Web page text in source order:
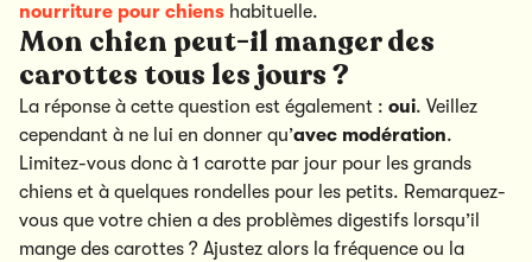
nourriture pour chiens habituelle.
Mon chien peut-il manger des
carottes tous les jours ?
La réponse à cette question est également : oui. Veillez
cependant à ne lui en donner qu’avec modération.
Limitez-vous donc à 1 carotte par jour pour les grands
chiens et à quelques rondelles pour les petits. Remarquez-
vous que votre chien a des problèmes digestifs lorsqu’il
mange des carottes ? Ajustez alors la fréquence ou la